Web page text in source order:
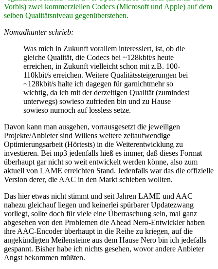
Vorbis) zwei kommerziellen Codecs (Microsoft und Apple) auf dem
selben Qualitätsniveau gegenüberstehen.
Nomadhunter schrieb:
Was mich in Zukunft vorallem interessiert, ist, ob die
gleiche Qualität, die Codecs bei ~128kbit/s heute
erreichen, in Zukunft vielleicht schon mit z.B. 100-
110kbit/s erreichen. Weitere Qualitätssteigerungen bei
~128kbit/s halte ich dagegen für garnichtmehr so
wichtig, da ich mit der derzeitigen Qualität (zumindest
unterwegs) sowieso zufrieden bin und zu Hause
sowieso nurnoch auf lossless setze.
Davon kann man ausgehen, vorrausgesetzt die jeweiligen
Projekte/Anbieter sind Willens weitere zeitaufwendige
Optimierungsarbeit (Hörtests) in die Weiterentwicklung zu
investieren. Bei mp3 jedenfalls hieß es immer, daß dieses Format
überhaupt gar nicht so weit entwickelt werden könne, also zum
aktuell von LAME erreichten Stand. Jedenfalls war das die offizielle
Version derer, die AAC in den Markt schieben wollten.
Das hier etwas nicht stimmt und seit Jahren LAME und AAC
nahezu gleichauf liegen und keinerlei spürbarer Updatezwang
vorliegt, sollte doch für viele eine Überraschung sein, mal ganz
abgesehen von den Problemen die Ahead Nero-Entwickler haben
ihre AAC-Encoder überhaupt in die Reihe zu kriegen, auf die
angekündigten Meilensteine aus dem Hause Nero bin ich jedefalls
gespannt. Bisher habe ich nichts gesehen, wovor andere Anbieter
Angst bekommen müßten.